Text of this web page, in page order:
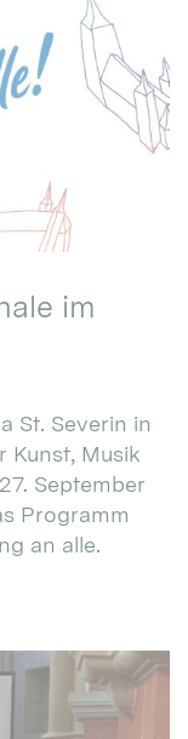
im
St. Severin in
Kunst, Musik
September
Programm
an alle.